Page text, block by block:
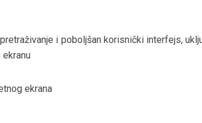
i poboljšan korisnički interfejs,
ekranu
ekrana